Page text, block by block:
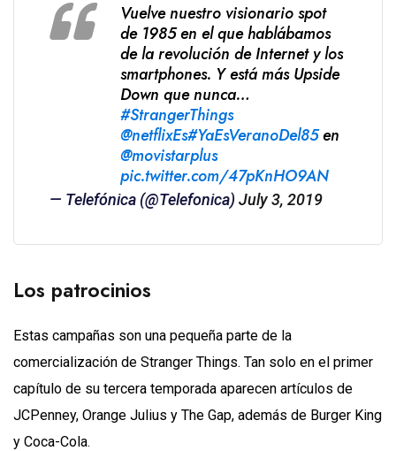
Vuelve nuestro visionario spot
de 1985 en el que hablábamos
de la revolución de Internet y los
smartphones. Y está más Upside
Down que nunca…
#StrangerThings
@netflixEs#YaEsVeranoDel85en
@movistarplus
pic.twitter.com/47pKnHO9AN
— Telefónica (@Telefonica) July 3, 2019
Los patrocinios
Estas campañas son una pequeña parte de la
comercialización de Stranger Things. Tan solo en el primer
capítulo de su tercera temporada aparecen artículos de
JCPenney, Orange Julius y The Gap, además de Burger King
y Coca-Cola.